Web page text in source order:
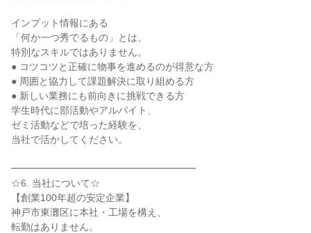
インプット情報にある
「何か一つ秀でるもの」とは、
特別なスキルではありません。
● コツコツと正確に物事を進めるのが得意な方
● 周囲と協力して課題解決に取り組める方
● 新しい業務にも前向きに挑戦できる方
学生時代に部活動やアルバイト、
ゼミ活動などで培った経験を、
当社で活かしてください。
━━━━━━━━━━━━━━━━━━━
☆6. 当社について☆
【創業100年超の安定企業】
神戸市東灘区に本社・工場を構え、
転勤はありません。